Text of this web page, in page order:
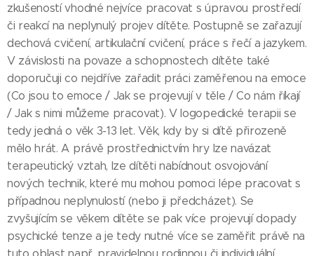
zkušeností vhodné nejvíce pracovat s úpravou prostředí
či reakcí na neplynulý projev dítěte. Postupně se zařazují
dechová cvičení, artikulační cvičení, práce s řečí a jazykem.
V závislosti na povaze a schopnostech dítěte také
doporučuji co nejdříve zařadit práci zaměřenou na emoce
(Co jsou to emoce / Jak se projevují v těle / Co nám říkají
/ Jak s nimi můžeme pracovat). V logopedické terapii se
tedy jedná o věk 3-13 let. Věk, kdy by si dítě přirozeně
mělo hrát. A právě prostřednictvím hry lze navázat
terapeutický vztah, lze dítěti nabídnout osvojování
nových technik, které mu mohou pomoci lépe pracovat s
případnou neplynulostí (nebo ji předcházet). Se
zvyšujícím se věkem dítěte se pak více projevují dopady
psychické tenze a je tedy nutné více se zaměřit právě na